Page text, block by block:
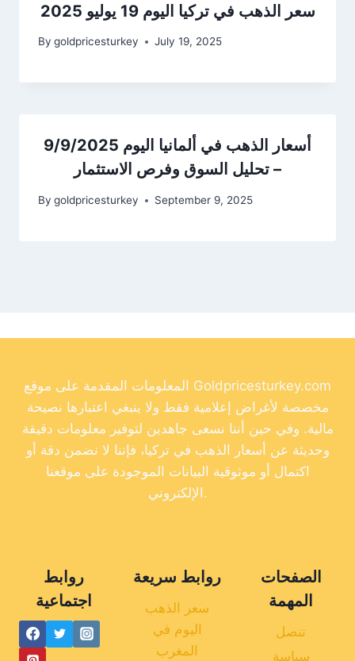
سعر الذهب في تركيا اليوم 19 يوليو 2025
By goldpricesturkey July 19, 2025
أسعار الذهب في ألمانيا اليوم 9/9/2025
– تحليل السوق وفرص الاستثمار
By goldpricesturkey September 9, 2025
المعلومات المقدمة على موقع Goldpricesturkey.com
مخصصة لأغراض إعلامية فقط ولا ينبغي اعتبارها نصيحة
مالية. وفي حين أننا نسعى جاهدين لتوفير معلومات دقيقة
وحديثة عن أسعار الذهب في تركيا، فإننا لا نضمن دقة أو
اكتمال أو موثوقية البيانات الموجودة على موقعنا
الإلكتروني.
روابط
اجتماعية
روابط سريعة
سعر الذهب
اليوم في
المغرب
الصفحات
المهمة
تنصل
سياسة